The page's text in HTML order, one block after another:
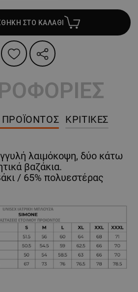
ΣΤΟ ΚΑΛΑΘΙ
ΚΡΙΤΙΚΈΣ
λαιμόκοψη, δύο κάτω
βαζάκια.
/ 65% πολυεστέρας